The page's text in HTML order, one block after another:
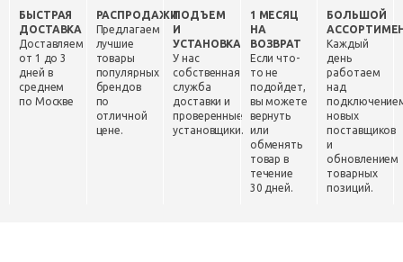
БЫСТРАЯ
ДОСТАВКА
Доставляем
от 1 до 3
дней в
среднем
по Москве
РАСПРОДАЖИ
Предлагаем
лучшие
товары
популярных
брендов
по
отличной
цене.
ПОДЪЕМ
И
УСТАНОВКА
У нас
собственная
служба
доставки и
проверенные
установщики.
1 МЕСЯЦ
НА
ВОЗВРАТ
Если что-
то не
подойдет,
вы можете
вернуть
или
обменять
товар в
течение
30 дней.
БОЛЬШОЙ
Каждый
день
работаем
над
новых
поставщиков
и
обновлением
товарных
позиций.